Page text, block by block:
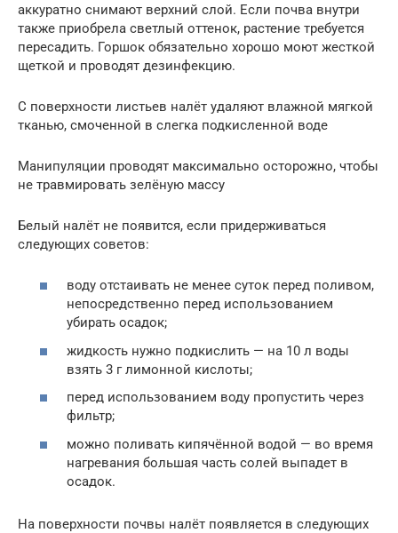
аккуратно снимают верхний слой. Если почва внутри
также приобрела светлый оттенок, растение требуется
пересадить. Горшок обязательно хорошо моют жесткой
щеткой и проводят дезинфекцию.
С поверхности листьев налёт удаляют влажной мягкой
тканью, смоченной в слегка подкисленной воде
Манипуляции проводят максимально осторожно, чтобы
не травмировать зелёную массу
Белый налёт не появится, если придерживаться
следующих советов:
воду отстаивать не менее суток перед поливом,
непосредственно перед использованием
убирать осадок;
жидкость нужно подкислить — на 10 л воды
взять 3 г лимонной кислоты;
перед использованием воду пропустить через
фильтр;
можно поливать кипячённой водой — во время
нагревания большая часть солей выпадет в
осадок.
На поверхности почвы налёт появляется в следующих